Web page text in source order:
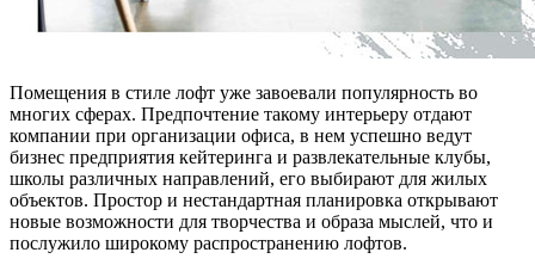
Помещения в стиле лофт уже завоевали популярность во
многих сферах. Предпочтение такому интерьеру отдают
компании при организации офиса, в нем успешно ведут
бизнес предприятия кейтеринга и развлекательные клубы,
школы различных направлений, его выбирают для жилых
объектов. Простор и нестандартная планировка открывают
новые возможности для творчества и образа мыслей, что и
послужило широкому распространению лофтов.